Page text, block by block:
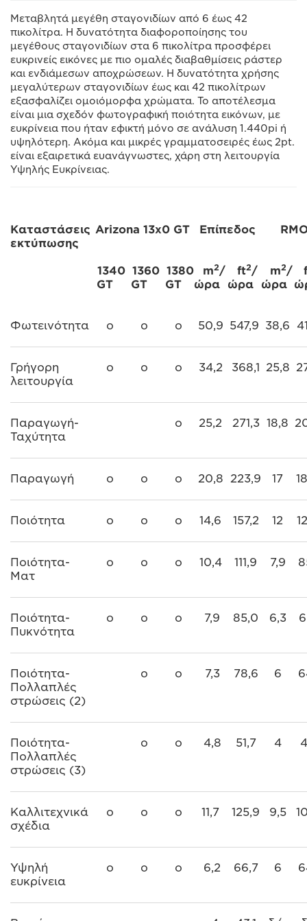
Μεταβλητά μεγέθη σταγονιδίων από 6 έως 42
πικολίτρα. Η δυνατότητα διαφοροποίησης του
μεγέθους σταγονιδίων στα 6 πικολίτρα προσφέρει
ευκρινείς εικόνες με πιο ομαλές διαβαθμίσεις ράστερ
και ενδιάμεσων αποχρώσεων. Η δυνατότητα χρήσης
μεγαλύτερων σταγονιδίων έως και 42 πικολίτρων
εξασφαλίζει ομοιόμορφα χρώματα. Το αποτέλεσμα
είναι μια σχεδόν φωτογραφική ποιότητα εικόνων, με
ευκρίνεια που ήταν εφικτή μόνο σε ανάλυση 1.440pi ή
υψηλότερη. Ακόμα και μικρές γραμματοσειρές έως 2pt.
είναι εξαιρετικά ευανάγνωστες, χάρη στη λειτουργία
Υψηλής Ευκρίνειας.
Καταστάσεις
εκτύπωσης
Arizona 13x0 GT Επίπεδος
1340
GT
1360
GT
1380
GT
m2/
ώρα
ft2/
ώρα
m2/
ώρα
Φωτεινότητα o o o 50,9 547,9 38,6
Γρήγορη
λειτουργία
o o o 34,2 368,1 25,8
Παραγωγή-
Ταχύτητα
o 25,2 271,3 18,8
Παραγωγή o o o 20,8 223,9 17
Ποιότητα o o o 14,6 157,2 12
Ποιότητα-
Ματ
o o o 10,4 111,9 7,9
Ποιότητα-
Πυκνότητα
o o o 7,9 85,0 6,3
Ποιότητα-
Πολλαπλές
στρώσεις (2)
o o 7,3 78,6 6
Ποιότητα-
Πολλαπλές
στρώσεις (3)
o o 4,8 51,7 4
Καλλιτεχνικά
σχέδια
o o o 11,7 125,9 9,5
Υψηλή
ευκρίνεια
o o o 6,2 66,7 6